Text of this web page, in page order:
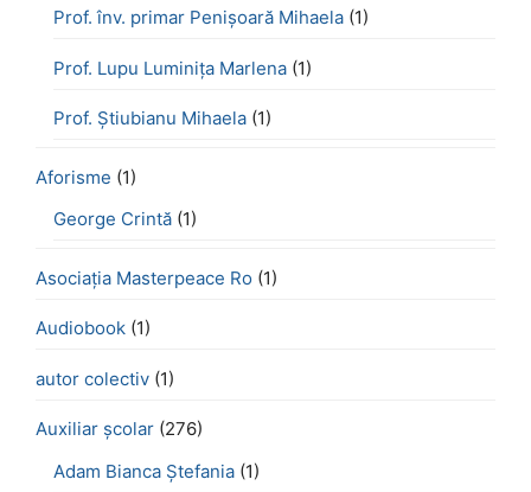
Prof. înv. primar Penișoară Mihaela (1)
Prof. Lupu Luminița Marlena (1)
Prof. Știubianu Mihaela (1)
Aforisme (1)
George Crintă (1)
Asociația Masterpeace Ro (1)
Audiobook (1)
autor colectiv (1)
Auxiliar școlar (276)
Adam Bianca Ștefania (1)